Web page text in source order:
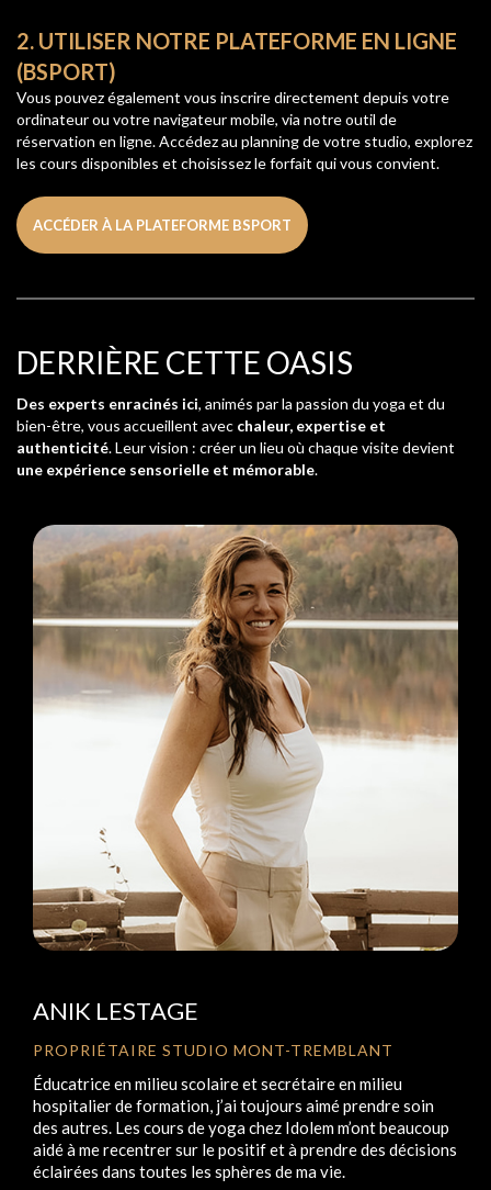
2. UTILISER NOTRE PLATEFORME EN LIGNE
(BSPORT)
Vous pouvez également vous inscrire directement depuis votre
ordinateur ou votre navigateur mobile, via notre outil de
réservation en ligne. Accédez au planning de votre studio, explorez
les cours disponibles et choisissez le forfait qui vous convient.
ACCÉDER À LA PLATEFORME BSPORT
DERRIÈRE CETTE OASIS
Des experts enracinés ici, animés par la passion du yoga et du
bien-être, vous accueillent avec chaleur, expertise et
authenticité. Leur vision : créer un lieu où chaque visite devient
une expérience sensorielle et mémorable.
ANIK LESTAGE
PROPRIÉTAIRE STUDIO MONT-TREMBLANT
Éducatrice en milieu scolaire et secrétaire en milieu
hospitalier de formation, j’ai toujours aimé prendre soin
des autres. Les cours de yoga chez Idolem m’ont beaucoup
aidé à me recentrer sur le positif et à prendre des décisions
éclairées dans toutes les sphères de ma vie.